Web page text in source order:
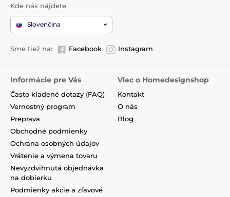
Kde nás nájdete
Slovenčina
Sme tiež na: Facebook Instagram
Informácie pre Vás
Často kladené dotazy (FAQ)
Vernostný program
Preprava
Obchodné podmienky
Ochrana osobných údajov
Vrátenie a výmena tovaru
Nevyzdvihnutá objednávka
na dobierku
Podmienky akcie a zľavové
Viac o Homedesignshop
Kontakt
O nás
Blog